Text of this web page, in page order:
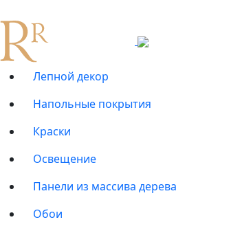
Лепной декор
Напольные покрытия
Краски
Освещение
Панели из массива дерева
Обои